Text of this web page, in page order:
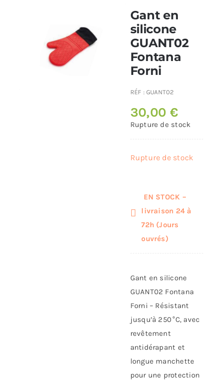
Poêles et chaudières
Conduit de fumées
Gant en
silicone
GUANT02
Fontana
Forni
RÉF :GUANT02
30,00€
Rupture de stock
Rupture de stock
EN STOCK –
livraison 24 à
72h (Jours
ouvrés)
Gant en silicone
GUANT02 Fontana
Forni – Résistant
jusqu’à 250 °C, avec
revêtement
antidérapant et
longue manchette
pour une protection